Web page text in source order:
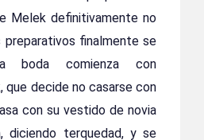
Melek definitivamente no
preparativos finalmente se
boda comienza con
que decide no casarse con
con su vestido de novia
diciendo terquedad, y se